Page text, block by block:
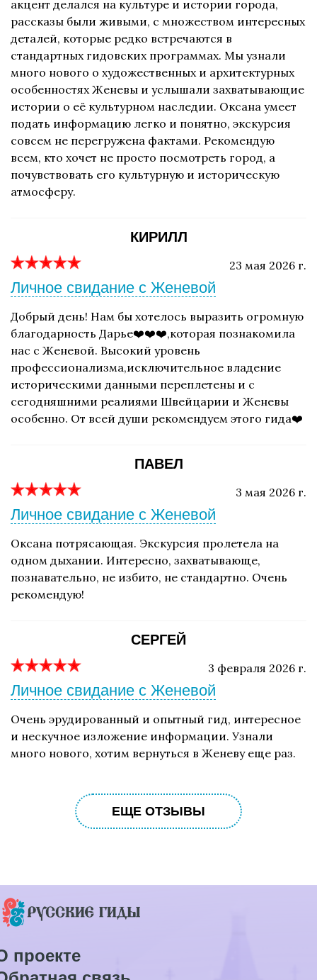
акцент делался на культуре и истории города,
рассказы были живыми, с множеством интересных
деталей, которые редко встречаются в
стандартных гидовских программах. Мы узнали
много нового о художественных и архитектурных
особенностях Женевы и услышали захватывающие
истории о её культурном наследии. Оксана умеет
подать информацию легко и понятно, экскурсия
совсем не перегружена фактами. Рекомендую
всем, кто хочет не просто посмотреть город, а
почувствовать его культурную и историческую
атмосферу.
КИРИЛЛ
23 мая 2026 г.
Личное свидание с Женевой
Добрый день! Нам бы хотелось выразить огромную
благодарность Дарье❤️❤️❤️,которая познакомила
нас с Женевой. Высокий уровень
профессионализма,исключительное владение
историческими данными переплетены и с
сегодняшними реалиями Швейцарии и Женевы
особенно. От всей души рекомендуем этого гида❤️
ПАВЕЛ
3 мая 2026 г.
Личное свидание с Женевой
Оксана потрясающая. Экскурсия пролетела на
одном дыхании. Интересно, захватывающе,
познавательно, не избито, не стандартно. Очень
рекомендую!
СЕРГЕЙ
3 февраля 2026 г.
Личное свидание с Женевой
Очень эрудированный и опытный гид, интересное
и нескучное изложение информации. Узнали
много нового, хотим вернуться в Женеву еще раз.
ЕЩЕ ОТЗЫВЫ
проекте